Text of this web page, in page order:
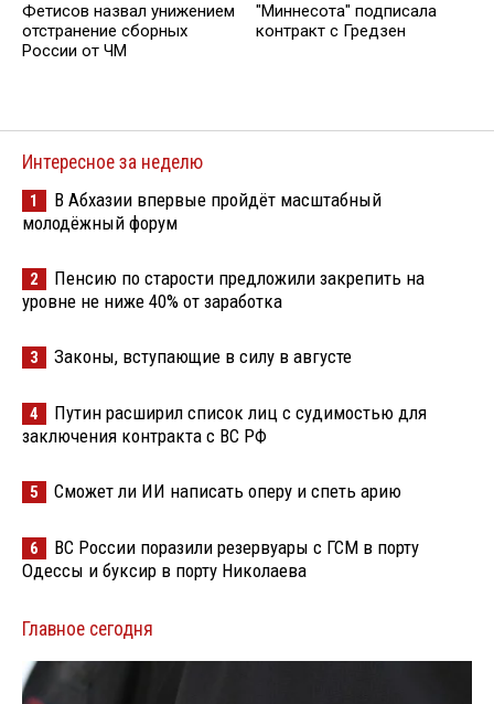
Фетисов назвал унижением
отстранение сборных
России от ЧМ
"Миннесота" подписала
контракт с Гредзен
Интересное за неделю
1
В Абхазии впервые пройдёт масштабный
молодёжный форум
2
Пенсию по старости предложили закрепить на
уровне не ниже 40% от заработка
3 Законы, вступающие в силу в августе
4
Путин расширил список лиц с судимостью для
заключения контракта с ВС РФ
5 Сможет ли ИИ написать оперу и спеть арию
6
ВС России поразили резервуары с ГСМ в порту
Одессы и буксир в порту Николаева
Главное сегодня